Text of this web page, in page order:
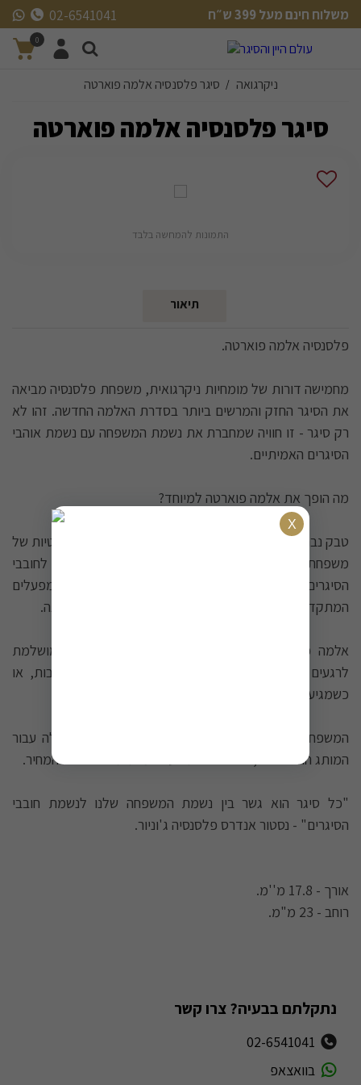
משלוח חינם מעל 399 ש״ח
משלוח חינם מעל 399 ש״ח
02-6541041
0
ניקרגואה / סיגר פלסנסיה אלמה פוארטה
סיגר פלסנסיה אלמה פוארטה
התמונות להמחשה בלבד
תיאור
פלסנסיה אלמה פוארטה.
מחמישה דורות של מומחיות ניקרגואית, משפחת פלסנסיה מביאה
את הסיגר החזק והמרשים ביותר בסדרת האלמה החדשה. זהו לא
רק סיגר - זו חוויה שמחברת את נשמת המשפחה עם נשמת אוהבי
הסיגרים האמיתיים.
מה הופך את אלמה פוארטה למיוחד?
טבק נבחר ביד מהיבולים הטובים ביותר מחוות הטבק הפרטיות של
משפחת פלסנסיה בניקרגואה. עוצמה מושלמת המיועדת לחובבי
הסיגרים המנוסים. איכות פרימיום שמיוצרת במפעלים
המתקדמים של פלסנסיה, שמייצרים 35 מיליון סיגרים בשנה.
אלמה פוארטה הוא לא סיגר יומיומי - זה הבחירה המושלמת
לרגעים המיוחדים בחיים, לחגיגות, לסגירת עסקות חשובות, או
כשמגיע הזמן לפנק את עצמכם עם הטוב ביותר.
המשפחה בחרה ויישנה כמה מהיבולים הטובים ביותר שלה עבור
המותג החדש הזה, ויצרה פצצת טעם אמיתית ששווה את המחיר.
"כל סיגר הוא גשר בין נשמת המשפחה שלנו לנשמת חובבי
הסיגרים" - נסטור אנדרס פלסנסיה ג'וניור.
אורך - 17.8 מ''מ.
רוחב - 23 מ"מ.
נתקלתם בבעיה? צרו קשר
02-6541041
בוואצאפ